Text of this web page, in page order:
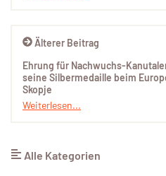
Älterer Beitrag
Ehrung für Nachwuchs-
seine Silbermedaille beim
Skopje
Weiterlesen...
Alle Kategorien